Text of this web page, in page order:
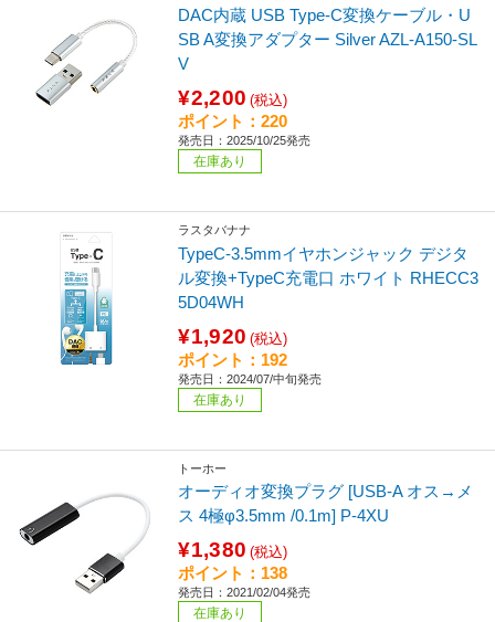
DAC内蔵 USB Type-C変換ケーブル・U
SB A変換アダプター Silver AZL-A150-SL
V
¥2,200 (税込)
ポイント：220
発売日：2025/10/25発売
在庫あり
ラスタバナナ
TypeC-3.5mmイヤホンジャック デジタ
ル変換+TypeC充電口 ホワイト RHECC3
5D04WH
¥1,920 (税込)
ポイント：192
発売日：2024/07/中旬発売
在庫あり
トーホー
オーディオ変換プラグ [USB-A オス→メ
ス 4極φ3.5mm /0.1m] P-4XU
¥1,380 (税込)
ポイント：138
発売日：2021/02/04発売
在庫あり